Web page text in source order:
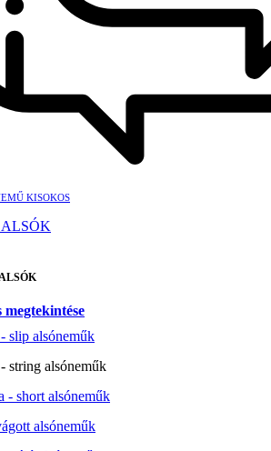
KISOKOS
megtekintése
slip alsóneműk
string alsóneműk
- short alsóneműk
alsóneműk